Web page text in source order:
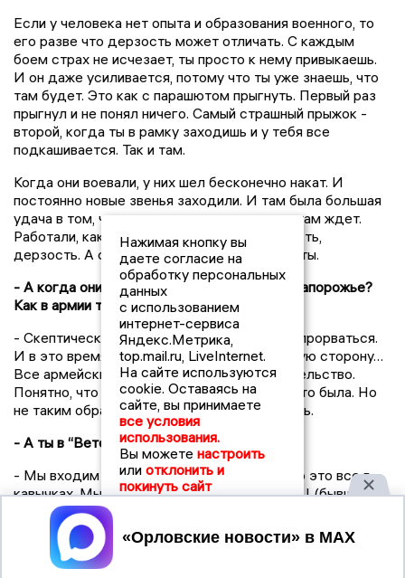
Если у человека нет опыта и образования военного, то
его разве что дерзость может отличать. С каждым
боем страх не исчезает, ты просто к нему привыкаешь.
И он даже усиливается, потому что ты уже знаешь, что
там будет. Это как с парашютом прыгнуть. Первый раз
прыгнул и не понял ничего. Самый страшный прыжок -
второй, когда ты в рамку заходишь и у тебя все
подкашивается. Так и там.
Когда они воевали, у них шел бесконечно накат. И
постоянно новые звенья заходили. И там была большая
удача в том, что люди не понимали, что их там ждет.
Работали, как их подготовили. Была смелость,
дерзость. А следующие бои уже тяжеловаты.
- А когда они на Москву пошли, ты был на Запорожье?
Как в армии тогда это воспринималось?
- Скептически. Тогда ВСУ везде пытались прорваться.
И в это время оголить тылы и пойти в другую сторону…
Все армейские восприняли это как предательство.
Понятно, что там несправедливость какая-то была. Но
не таким образом все это надо было решать.
- А ты в “Ветеранах” доброволец?
- Мы входим в Добровольческий корпус, но это все в
кавычках. Мы напрямую подчиняемся ГУ ГШ (бывшее
ГРУ - прим. “ОН”). Их отряды всегда
существовали. Многие орловские парни там служили.
Еще в 1984 году были разведбаты, присоединенные к
определенной бригаде ГРУ. И также во Вторую
Нажимая кнопку вы
даете согласие на
обработку персональных
данных
с использованием
интернет-сервиса
Яндекс.Метрика,
top.mail.ru, LiveInternet.
На сайте используются
cookie. Оставаясь на
сайте, вы принимаете
все условия
использования.
Вы можете настроить
или отклонить и
покинуть сайт
Принять